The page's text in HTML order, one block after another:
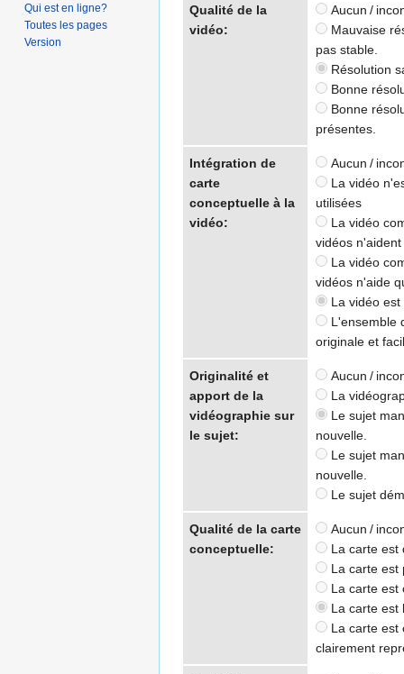
Qualité de la
vidéo:
Aucun /
Mauvaise
pas stable.
Résolution
Bonne
Bonne
présentes.
Intégration de
carte
conceptuelle à la
vidéo:
Aucun /
La vidéo
utilisées
La vidéo
vidéos
La vidéo
vidéos n'aide
La vidéo
L'ensemble
originale et
Originalité et
apport de la
vidéographie sur
le sujet:
Aucun /
La
Le sujet
nouvelle.
Le sujet
nouvelle.
Le sujet
Qualité de la carte
conceptuelle:
Aucun /
La carte est
La carte est
La carte est
La carte est
La carte est
clairement
Qui est en ligne?
Toutes les pages
Version